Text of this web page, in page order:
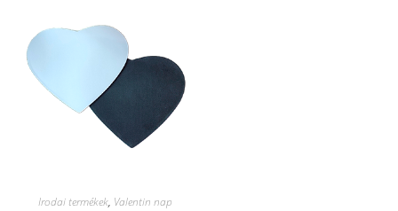
Irodai termékek, Valentin nap